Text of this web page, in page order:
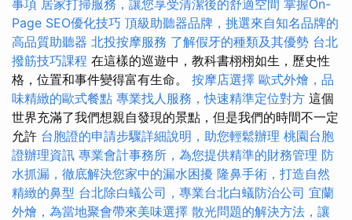
事項 居家打掃服務，讓您享受清潔後的舒適空間 掌握On-
Page SEO優化技巧 頂級助聽器品牌，挑選來自知名品牌的
高品質助聽器 北投按摩服務 了解假牙的種類及其優勢 台北
撥筋技巧課程 在這樣的巡遊中，教科書栩栩如生，歷史性
格，位置和事件變得富有生命。 按摩店選擇 歐式外燴，品
味精緻的歐式餐點 專業找人服務，快速精準定位對方 這個
世界充滿了我們想親自發現的景點，但是我們的時間不一定
允許 台胞證的申請步驟詳細說明，助您輕鬆辦理 桃園台胞
證辦理資訊 專業會計事務所，為您提供精準的財務管理 防
水抓漏，徹底解決您家中的漏水困擾 隆鼻手術，打造自然
精緻的鼻型 台北除白蟻公司，專業台北白蟻防治公司 宜蘭
外燴，為當地聚會帶來美味選擇 散光問題的解決方法，讓